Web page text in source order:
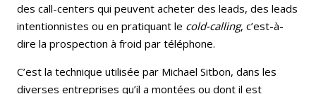
des call-centers qui peuvent acheter des leads, des leads
intentionnistes ou en pratiquant le cold-calling, c’est-à-
dire la prospection à froid par téléphone.
C’est la technique utilisée par Michael Sitbon, dans les
diverses entreprises qu’il a montées ou dont il est